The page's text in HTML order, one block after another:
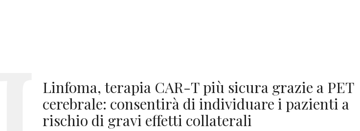
Linfoma, terapia CAR-T più sicura grazie a PET
cerebrale: consentirà di individuare i pazienti a
rischio di gravi effetti collaterali